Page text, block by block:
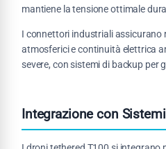
mantiene la tensione ottimale
I connettori industriali assicurano
atmosferici e continuità elettrica
severe, con sistemi di backup per
Integrazione con